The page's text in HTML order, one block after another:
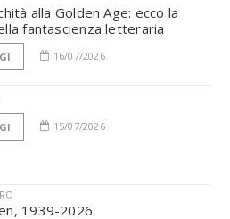
alla Golden Age: ecco la
fantascienza letteraria
16/07/2026
15/07/2026
1939-2026